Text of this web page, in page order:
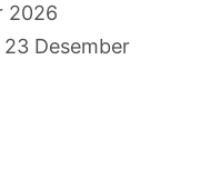
2026
Desember